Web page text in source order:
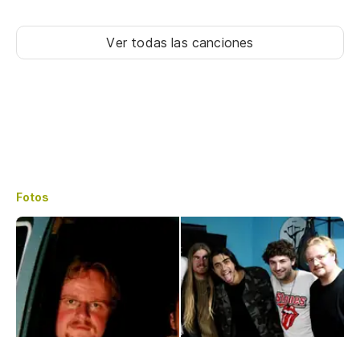
Ver todas las canciones
Fotos